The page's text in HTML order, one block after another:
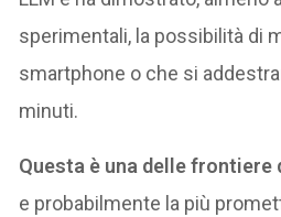
sperimentali, la possibilità di
smartphone o che si
minuti.
Questa è una delle frontiere
e probabilmente la più